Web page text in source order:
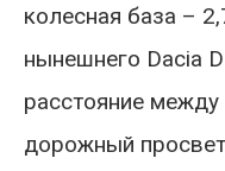
колесная база –
нынешнего Dacia
расстояние
дорожный